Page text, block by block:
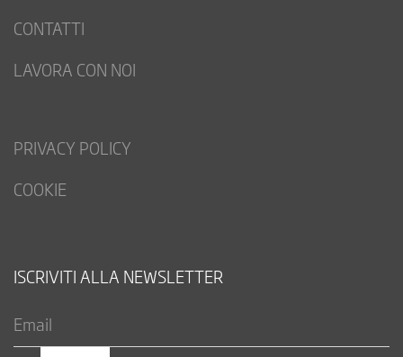
CONTATTI
LAVORA CON NOI
PRIVACY POLICY
COOKIE
ISCRIVITI ALLA NEWSLETTER